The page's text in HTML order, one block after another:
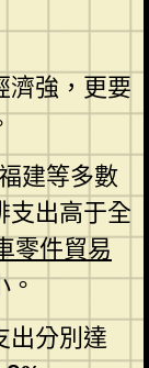
濟強，更要
建等多數
支出高于全
零件貿易
。
出分別達